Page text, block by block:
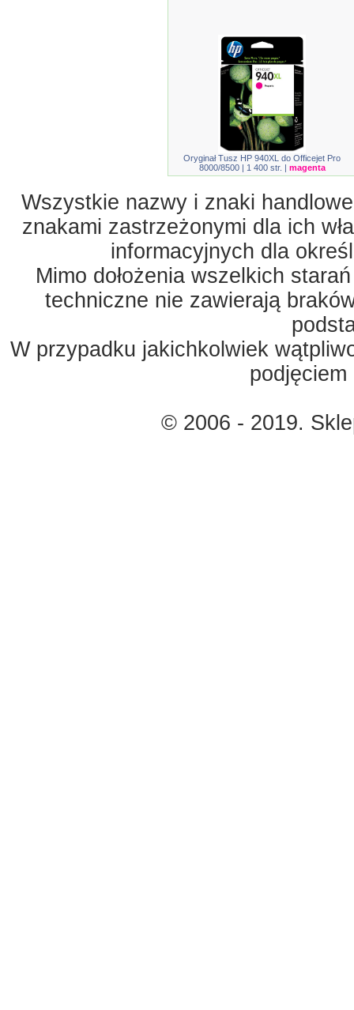
Oryginał Tusz HP 940XL do Officejet Pro
8000/8500 | 1 400 str. | magenta
Wszystkie nazwy i znaki
znakami zastrzeżonymi dla ich
informacyjnych dla
Mimo dołożenia wszelkich
techniczne nie zawierają
W przypadku jakichkolwiek
© 2006 - 2019.